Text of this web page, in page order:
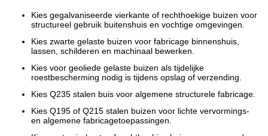
Kies gegalvaniseerde vierkante of rechthoekige buizen voor
structureel gebruik buitenshuis en vochtige omgevingen.
Kies zwarte gelaste buizen voor fabricage binnenshuis,
lassen, schilderen en machinaal bewerken.
Kies voor geoliede gelaste buizen als tijdelijke
roestbescherming nodig is tijdens opslag of verzending.
Kies Q235 stalen buis voor algemene structurele fabricage.
Kies Q195 of Q215 stalen buizen voor lichte vervormings-
en algemene fabricagetoepassingen.